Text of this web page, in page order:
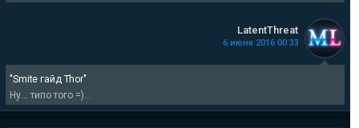
"Smite гайд Thor"
Ну... типо того =)...
LatentThreat
6 июня 2016 00:33